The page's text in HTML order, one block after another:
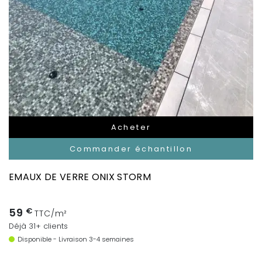
Acheter
Commander échantillon
EMAUX DE VERRE ONIX STORM
59 € TTC/m²
Déjà 31+ clients
Disponible - Livraison 3-4 semaines